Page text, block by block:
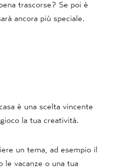
trascorse? Se poi è
ancora più speciale.
è una scelta vincente
la tua creatività.
un tema, ad esempio il
le vacanze o una tua